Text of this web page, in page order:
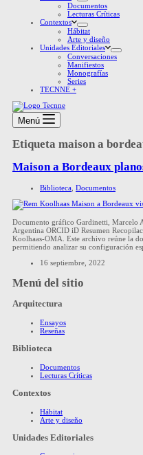
Documentos
Lecturas Críticas
Contextos
Hábitat
Arte y diseño
Unidades Editoriales
Conversaciones
Manifiestos
Monografías
Series
TECNNE +
Menú
Etiqueta maison a
Maison a Bordeaux
Biblioteca Documentos
Documento gráfico Gardinetti, Marcelo
Argentina ORCID iD Resumen
Koolhaas-OMA. Este archivo reúne la
permitiendo analizar su configuración
16 septiembre, 2022
Menú del sitio
Arquitectura
Ensayos
Reseñas
Biblioteca
Documentos
Lecturas Críticas
Contextos
Hábitat
Arte y diseño
Unidades Editoriales